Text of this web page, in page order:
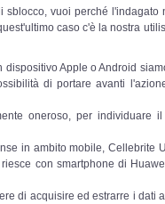
vuoi perché l'indagato
caso c'è la nostra
Apple o Android
di portare avanti
oneroso, per individuare
in ambito mobile, Cellebrite
con smartphone di
di acquisire ed estrarre i dati